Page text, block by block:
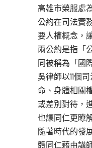
高雄市榮服處
公約在司法實
要人權概念，
兩公約是指「
同被稱為「國
吳律師以11個
命、身體相關
或差別對待，
也讓同仁更瞭
隨著時代的發
體同仁藉由講